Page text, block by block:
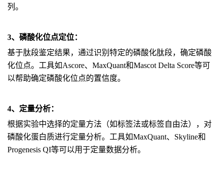
列。
3、磷酸化位点定位：
基于肽段鉴定结果，通过识别特定的磷酸化肽段，确定磷酸
化位点。工具如Ascore、MaxQuant和Mascot Delta Score等可
以帮助确定磷酸化位点的置信度。
4、定量分析：
根据实验中选择的定量方法（如标签法或标签自由法），对
磷酸化蛋白质进行定量分析。工具如MaxQuant、Skyline和
Progenesis QI等可以用于定量数据分析。